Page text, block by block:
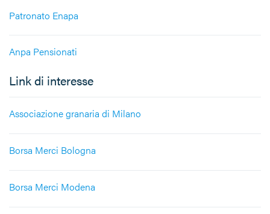
Patronato Enapa
Anpa Pensionati
Link di interesse
Associazione granaria di Milano
Borsa Merci Bologna
Borsa Merci Modena